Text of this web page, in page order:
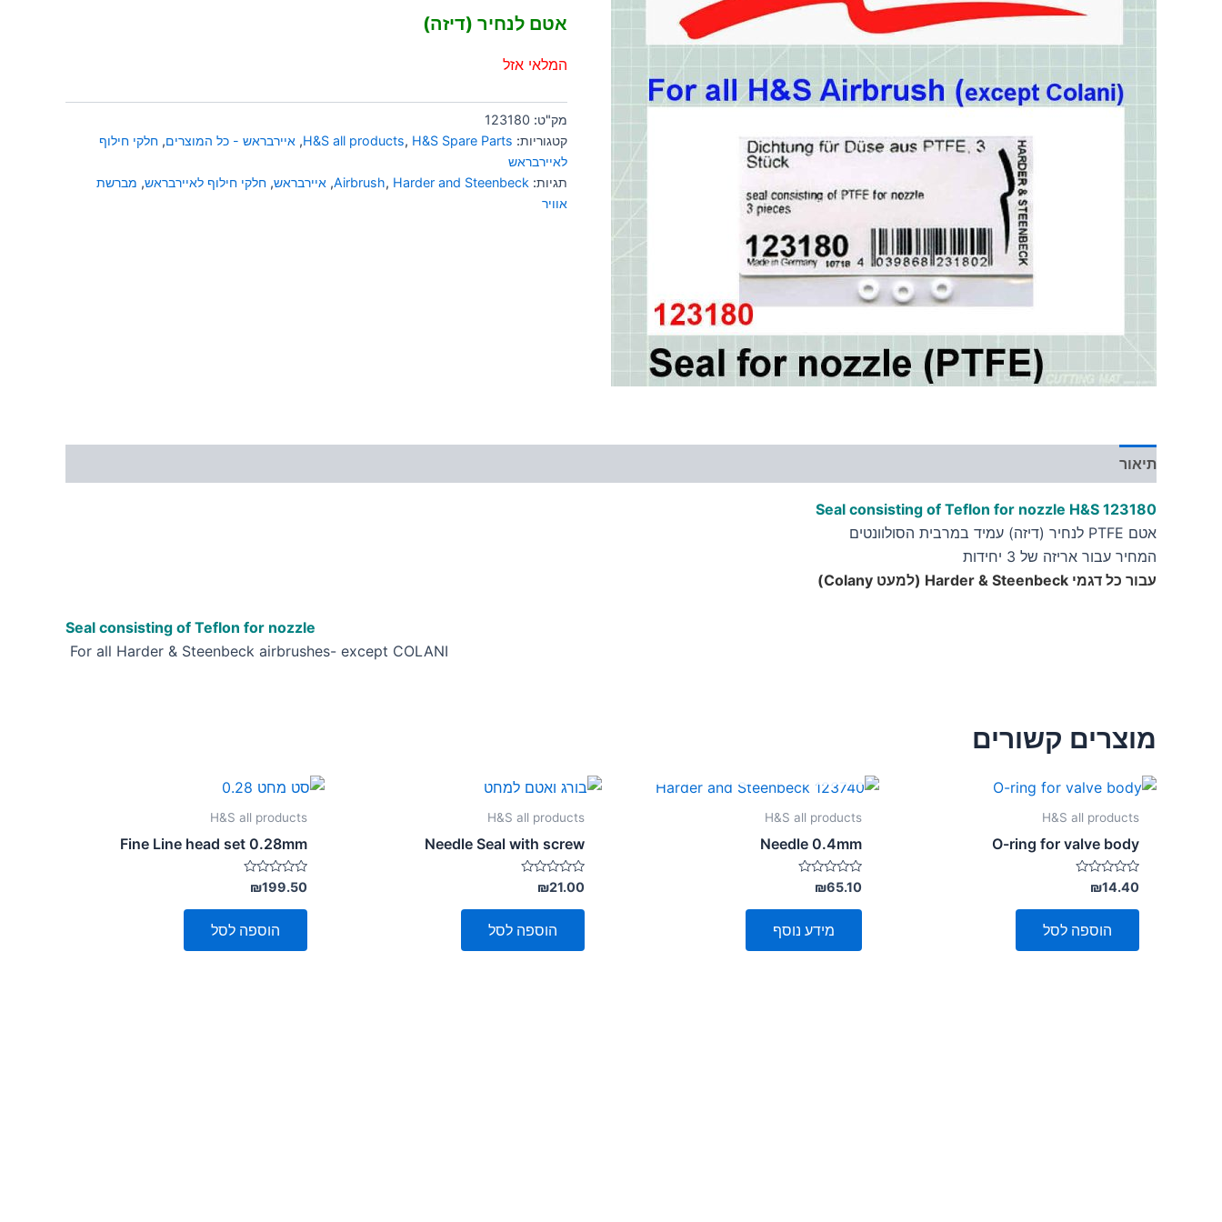
אטם לנחיר (דיזה)
המלאי אזל
מק"ט: 123180
קטגוריות:
H&S all products, H&S Spare Parts
, איירבראש - כל המוצרים, חלקי חילוף
לאיירבראש
תגיות:
Airbrush, Harder and Steenbeck
, איירבראש, חלקי חילוף לאיירבראש, מברשת
אוויר
תיאור
Seal consisting of Teflon for nozzle H&S 123180
אטם PTFE לנחיר (דיזה) עמיד במרבית הסולוונטים
המחיר עבור אריזה של 3 יחידות
עבור כל דגמי Harder & Steenbeck (למעט Colany)
Seal consisting of Teflon for nozzle
For all Harder & Steenbeck airbrushes- except COLANI
מוצרים קשורים
H&S all products
O-ring for valve body
דורג
0
מתוך
₪14.40
הוספה לסל
H&S all products
Needle 0.4mm
דורג
0
מתוך
₪65.10
מידע נוסף
H&S all products
Needle Seal with screw
דורג
0
מתוך
₪21.00
הוספה לסל
H&S all products
Fine Line head set 0.28mm
דורג
0
מתוך
₪199.50
הוספה לסל